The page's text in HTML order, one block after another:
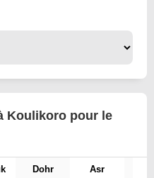
Koulikoro pour le
Dohr Asr